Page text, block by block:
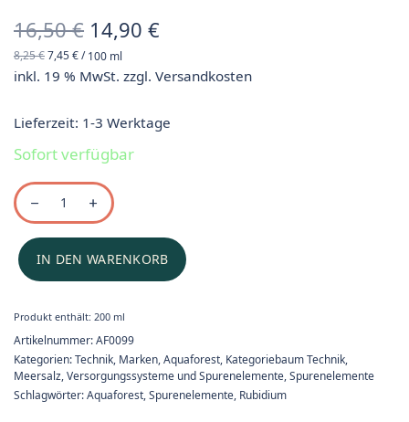
16,50€ Ursprünglicher
Preis war:
14,90€
8,25€7,45€/100 ml
inkl. 19 % MwSt. zzgl.Versandkosten
Lieferzeit: 1-3 Werktage
Sofort verfügbar
IN DEN WARENKORB
Produkt enthält: 200 ml
Artikelnummer:AF0099
Kategorien:Technik, Marken,Aquaforest, Kategoriebaum Technik,
Meersalz, Versorgungssysteme und Spurenelemente,Spurenelemente
Schlagwörter:Aquaforest,Spurenelemente, Rubidium